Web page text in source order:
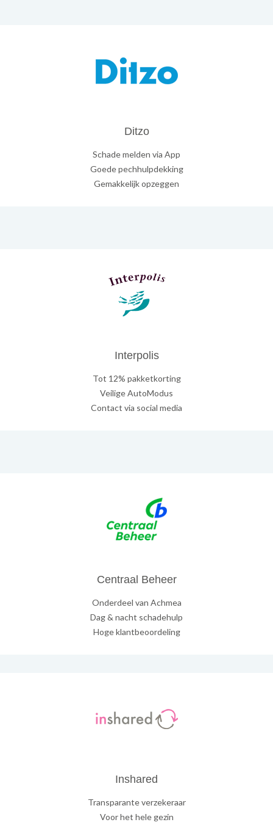
Ditzo
Schade melden via App
Goede pechhulpdekking
Gemakkelijk opzeggen
Interpolis
Tot 12% pakketkorting
Veilige AutoModus
Contact via social media
Centraal Beheer
Onderdeel van Achmea
Dag & nacht schadehulp
Hoge klantbeoordeling
Inshared
Transparante verzekeraar
Voor het hele gezin